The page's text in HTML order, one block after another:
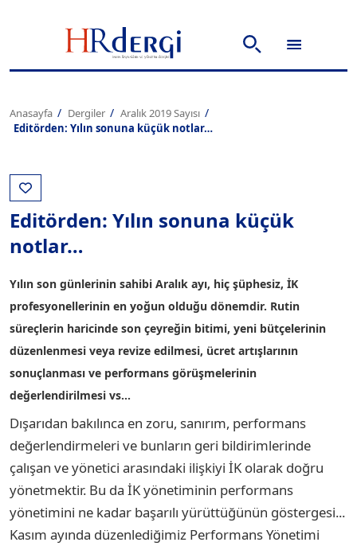
Anasayfa Dergiler
Aralık 2019 Sayısı
Editörden: Yılın sonuna küçük notlar…
Editörden: Yılın sonuna küçük
notlar…
Yılın son günlerinin sahibi Aralık ayı, hiç şüphesiz, İK
profesyonellerinin en yoğun olduğu dönemdir. Rutin
süreçlerin haricinde son çeyreğin bitimi, yeni bütçelerinin
düzenlenmesi veya revize edilmesi, ücret artışlarının
sonuçlanması ve performans görüşmelerinin
değerlendirilmesi vs...
Dışarıdan bakılınca en zoru, sanırım, performans
değerlendirmeleri ve bunların geri bildirimlerinde
çalışan ve yönetici arasındaki ilişkiyi İK olarak doğru
yönetmektir. Bu da İK yönetiminin performans
yönetimini ne kadar başarılı yürüttüğünün göstergesi...
Kasım ayında düzenlediğimiz Performans Yönetimi